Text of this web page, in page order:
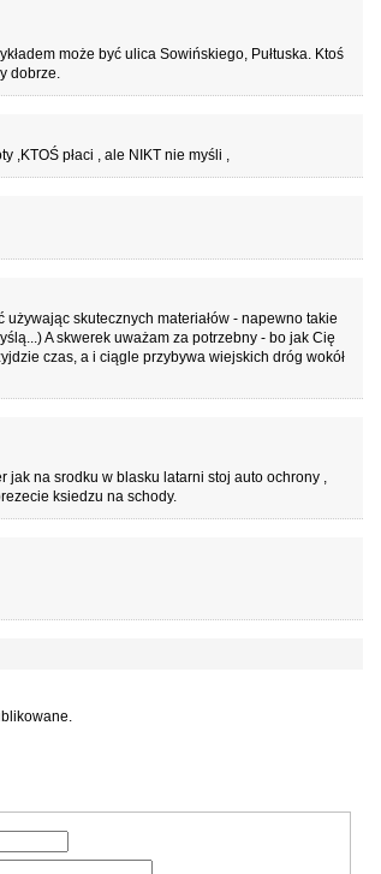
może być ulica Sowińskiego, Pułtuska. Ktoś
dobrze.
,KTOŚ płaci , ale NIKT nie myśli ,
skutecznych materiałów - napewno takie
A skwerek uważam za potrzebny - bo jak Cię
czas, a i ciągle przybywa wiejskich dróg wokół
jak na srodku w blasku latarni stoj auto ochrony ,
ksiedzu na schody.